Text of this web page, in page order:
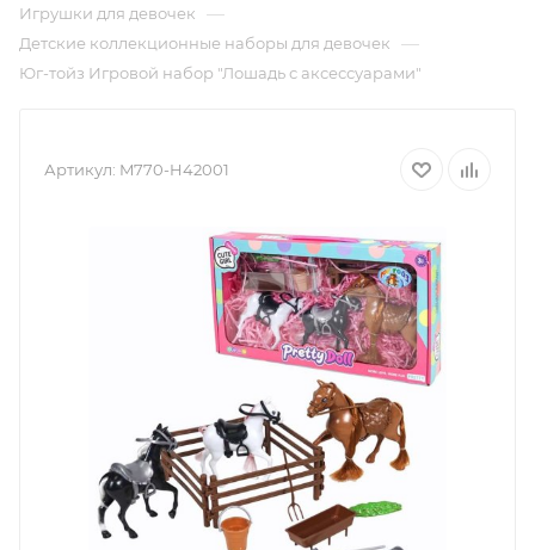
Игрушки для девочек —
Детские коллекционные наборы для девочек —
Юг-тойз Игровой набор "Лошадь с аксессуарами"
Артикул: M770-H42001